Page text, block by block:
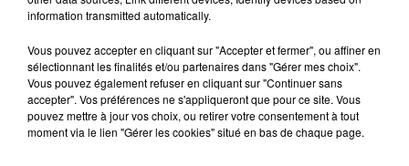
2 juin 2021 - 11 min 53 sec
NUTRITION, INVITÉ DE RADIO ORIENT, QUI TIRE
L’ALARME SUR LES RI
Radio Orient
information transmitted automatically.
Vous pouvez accepter en cliquant sur "Accepter et fermer", ou affiner en
sélectionnant les finalités et/ou partenaires dans "Gérer mes choix".
Vous pouvez également refuser en cliquant sur "Continuer sans
accepter". Vos préférences ne s'appliqueront que pour ce site. Vous
pouvez mettre à jour vos choix, ou retirer votre consentement à tout
moment via le lien "Gérer les cookies" situé en bas de chaque page.